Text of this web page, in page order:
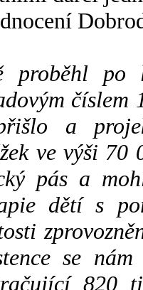
proběhl po
a
ve výši
pás a
dětí s
se
820